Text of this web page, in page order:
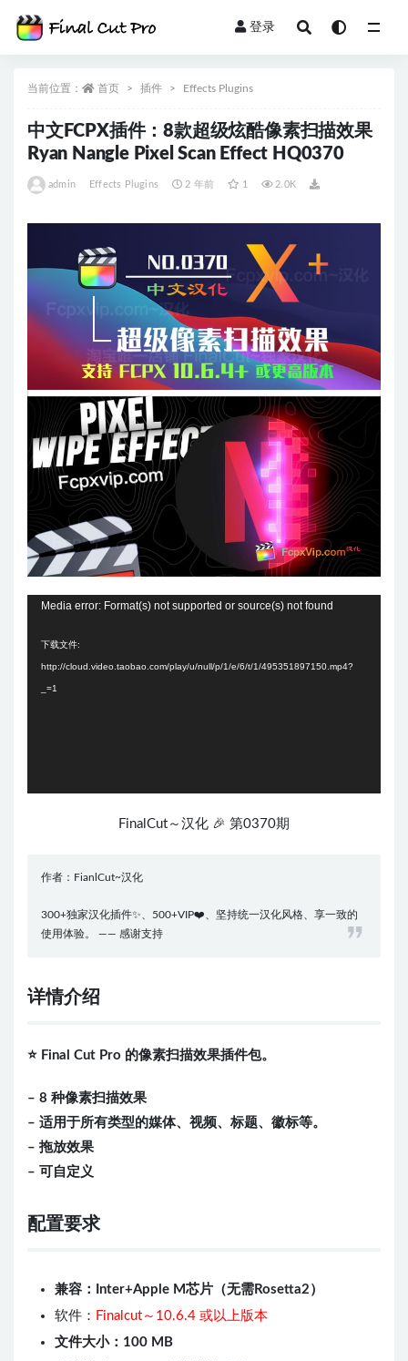
登录
当前位置： 首页 插件 Effects Plugins
中文FCPX插件：8款超级炫酷像素扫描效果
Ryan Nangle Pixel Scan Effect HQ0370
admin Effects Plugins 2 年前 1 2.0K
Media error: Format(s) not supported or source(s) not found
下载文件:
http://cloud.video.taobao.com/play/u/null/p/1/e/6/t/1/495351897150.mp4?
_=1
FinalCut～汉化 🎉 第0370期
作者：FianlCut~汉化
300+独家汉化插件✨、500+VIP❤️、坚持统一汉化风格、享一致的
使用体验。 —— 感谢支持
详情介绍
⭐️ Final Cut Pro 的像素扫描效果插件包。
– 8 种像素扫描效果
– 适用于所有类型的媒体、视频、标题、徽标等。
– 拖放效果
– 可自定义
配置要求
兼容：Inter+Apple M芯片（无需Rosetta2）
软件： Finalcut～10.6.4 或以上版本
文件大小：100 MB